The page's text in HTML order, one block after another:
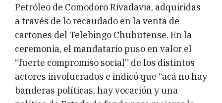
Petróleo de Comodoro Rivadavia, adquiridas
a través de lo recaudado en la venta de
cartones del Telebingo Chubutense. En la
ceremonia, el mandatario puso en valor el
“fuerte compromiso social” de los distintos
actores involucrados e indicó que “acá no hay
banderas políticas, hay vocación y una